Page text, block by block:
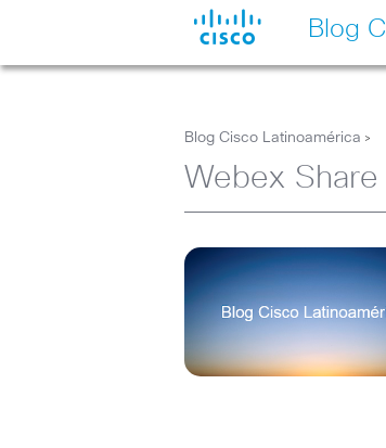
Blog
Blog Cisco Latinoamérica >
Webex Share